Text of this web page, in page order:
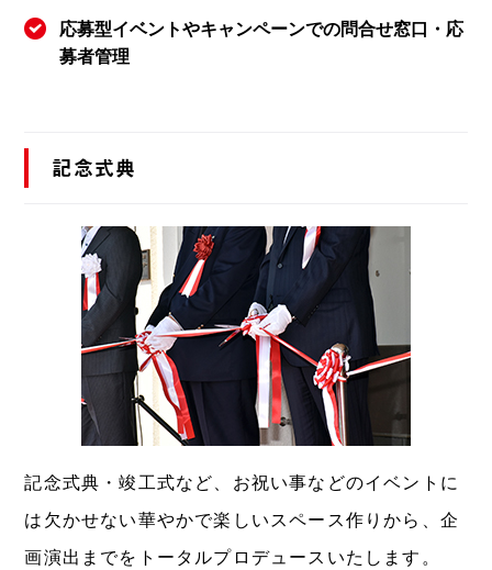
応募型イベントやキャンペーンでの問合せ窓口・応
募者管理
記念式典
記念式典・竣工式など、お祝い事などのイベントに
は欠かせない華やかで楽しいスペース作りから、企
画演出までをトータルプロデュースいたします。